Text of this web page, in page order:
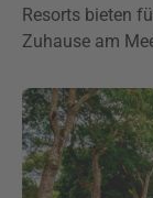
Resorts bieten
Zuhause am